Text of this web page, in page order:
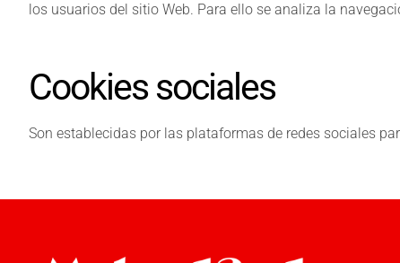
los usuarios del sitio Web. Para ello se analiza la
Cookies sociales
Son establecidas por las plataformas de redes sociales